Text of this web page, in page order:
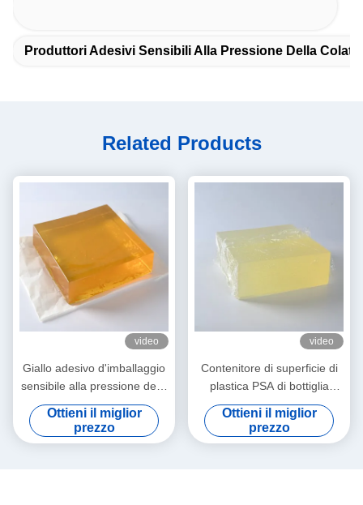
Produttori Adesivi Sensibili Alla Pressione Della Colata
Related Products
video
Giallo adesivo d'imballaggio
sensibile alla pressione della
colata calda per le coperture
di plastica del tessuto
bagnato
Ottieni il miglior
prezzo
video
Contenitore di superficie di
plastica PSA di bottiglia
adesivo per la carta di
etichetta autoadesiva
Ottieni il miglior
prezzo